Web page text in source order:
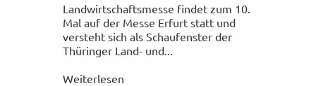
Landwirtschaftsmesse findet zum 10.
Mal auf der Messe Erfurt statt und
versteht sich als Schaufenster der
Thüringer Land- und...
Weiterlesen